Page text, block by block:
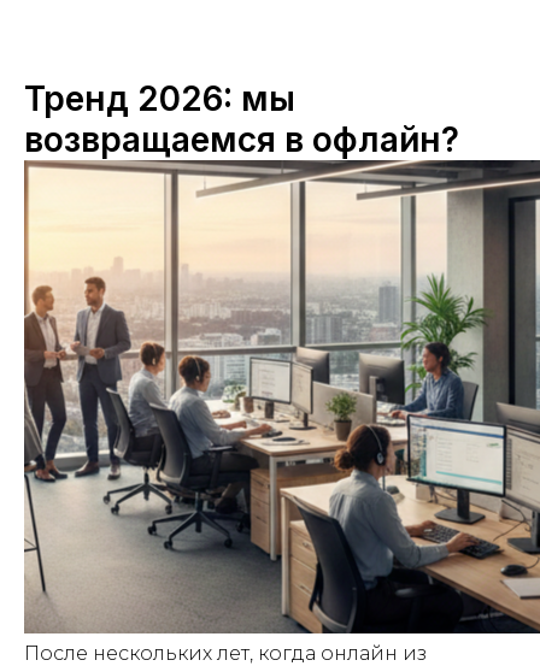
Тренд 2026: мы
возвращаемся в офлайн?
После нескольких лет, когда онлайн из